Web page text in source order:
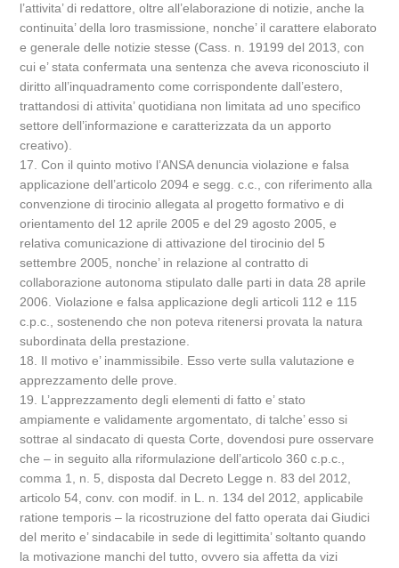
l’attivita’ di redattore, oltre all’elaborazione di notizie, anche la
continuita’ della loro trasmissione, nonche’ il carattere elaborato
e generale delle notizie stesse (Cass. n. 19199 del 2013, con
cui e’ stata confermata una sentenza che aveva riconosciuto il
diritto all’inquadramento come corrispondente dall’estero,
trattandosi di attivita’ quotidiana non limitata ad uno specifico
settore dell’informazione e caratterizzata da un apporto
creativo).
17. Con il quinto motivo l’ANSA denuncia violazione e falsa
applicazione dell’articolo 2094 e segg. c.c., con riferimento alla
convenzione di tirocinio allegata al progetto formativo e di
orientamento del 12 aprile 2005 e del 29 agosto 2005, e
relativa comunicazione di attivazione del tirocinio del 5
settembre 2005, nonche’ in relazione al contratto di
collaborazione autonoma stipulato dalle parti in data 28 aprile
2006. Violazione e falsa applicazione degli articoli 112 e 115
c.p.c., sostenendo che non poteva ritenersi provata la natura
subordinata della prestazione.
18. Il motivo e’ inammissibile. Esso verte sulla valutazione e
apprezzamento delle prove.
19. L’apprezzamento degli elementi di fatto e’ stato
ampiamente e validamente argomentato, di talche’ esso si
sottrae al sindacato di questa Corte, dovendosi pure osservare
che – in seguito alla riformulazione dell’articolo 360 c.p.c.,
comma 1, n. 5, disposta dal Decreto Legge n. 83 del 2012,
articolo 54, conv. con modif. in L. n. 134 del 2012, applicabile
ratione temporis – la ricostruzione del fatto operata dai Giudici
del merito e’ sindacabile in sede di legittimita’ soltanto quando
la motivazione manchi del tutto, ovvero sia affetta da vizi